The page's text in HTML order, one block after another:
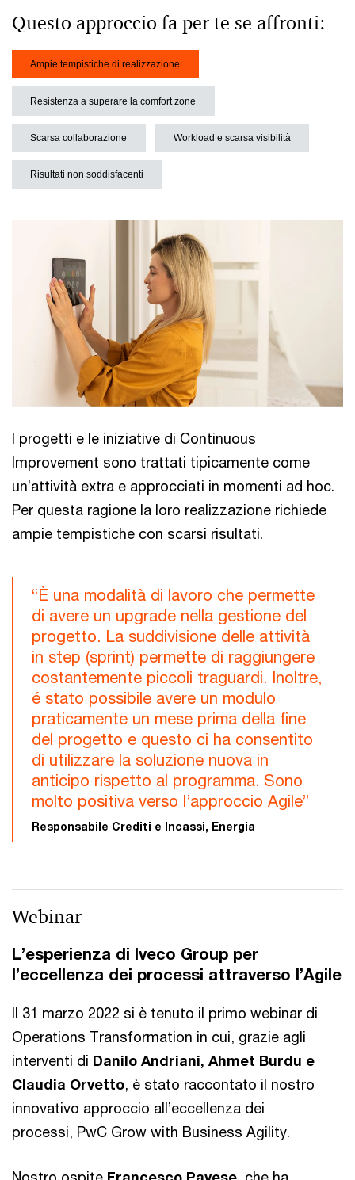
Questo approccio fa per te se affronti:
Ampie tempistiche di realizzazione
Resistenza a superare la comfort zone
Scarsa collaborazione Workload e scarsa visibilità
Risultati non soddisfacenti
I progetti e le iniziative di Continuous
Improvement sono trattati tipicamente come
un’attività extra e approcciati in momenti ad hoc.
Per questa ragione la loro realizzazione richiede
ampie tempistiche con scarsi risultati.
“È una modalità di lavoro che permette
di avere un upgrade nella gestione del
progetto. La suddivisione delle attività
in step (sprint) permette di raggiungere
costantemente piccoli traguardi. Inoltre,
é stato possibile avere un modulo
praticamente un mese prima della fine
del progetto e questo ci ha consentito
di utilizzare la soluzione nuova in
anticipo rispetto al programma. Sono
molto positiva verso l’approccio Agile”
Responsabile Crediti e Incassi, Energia
Webinar
L’esperienza di Iveco Group per
l’eccellenza dei processi attraverso l’Agile
Il 31 marzo 2022 si è tenuto il primo webinar di
Operations Transformation in cui, grazie agli
interventi di Danilo Andriani, Ahmet Burdu e
Claudia Orvetto, è stato raccontato il nostro
innovativo approccio all’eccellenza dei
processi, PwC Grow with Business Agility.